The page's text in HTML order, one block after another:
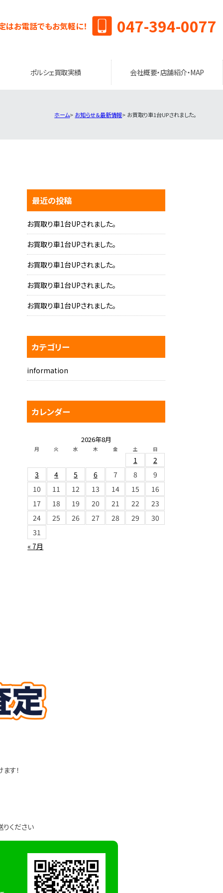
はお電話でもお気軽に！ 047-394-0077
ポルシェ買取実績 会社概要・店舗紹介・MAP
ホーム お知らせ＆最新情報 お買取り車1台UPされました。
最近の投稿
お買取り車1台UPされました。
お買取り車1台UPされました。
お買取り車1台UPされました。
お買取り車1台UPされました。
お買取り車1台UPされました。
カテゴリー
information
カレンダー
2026年8月
月 火 水 木 金 土 日
« 7月
1
2
3
4 5 6 7 8
9
10
11 12 13 14 15
16
17
18 19 20 21 22
23
24
25 26 27 28 29
30
31
す！
ください